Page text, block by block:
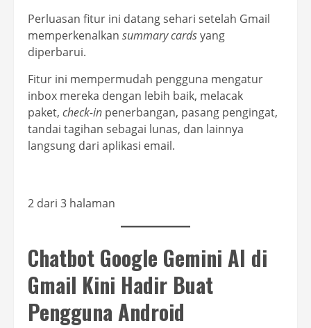
Perluasan fitur ini datang sehari setelah Gmail
memperkenalkan summary cardsyang
diperbarui.
Fitur ini mempermudah pengguna mengatur
inbox mereka dengan lebih baik, melacak
paket, check-in penerbangan, pasang pengingat,
tandai tagihan sebagai lunas, dan lainnya
langsung dari aplikasi email.
2 dari 3 halaman
Chatbot Google Gemini AI di
Gmail Kini Hadir Buat
Pengguna Android